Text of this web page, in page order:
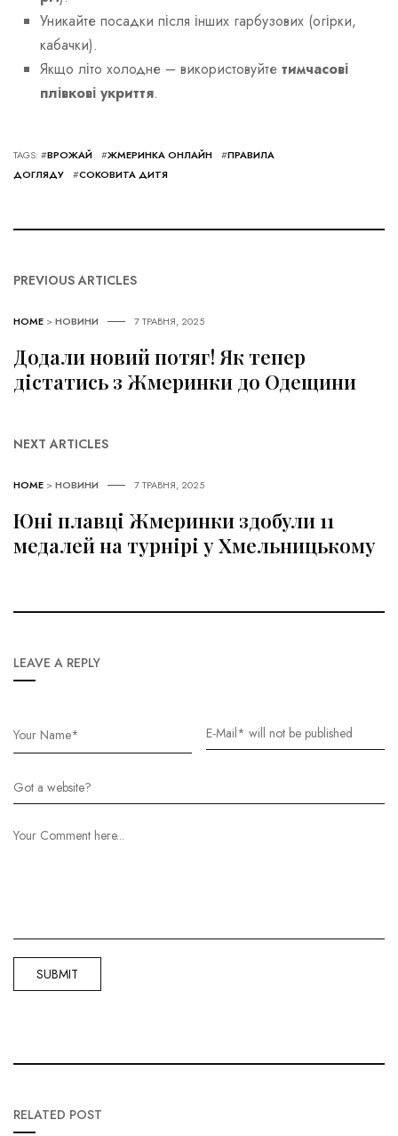
Уникайте посадки після інших гарбузових (огірки,
кабачки).
Якщо літо холодне – використовуйте тимчасові
плівкові укриття.
TAGS: #ВРОЖАЙ #ЖМЕРИНКА ОНЛАЙН #ПРАВИЛА
ДОГЛЯДУ
#СОКОВИТА ДИТЯ
PREVIOUS ARTICLES
HOME >НОВИНИ 7 ТРАВНЯ, 2025
Додали новий потяг! Як тепер
дістатись з Жмеринки до Одещини
NEXT ARTICLES
HOME >НОВИНИ 7 ТРАВНЯ, 2025
Юні плавці Жмеринки здобули 11
медалей на турнірі у Хмельницькому
LEAVE A REPLY
RELATED POST